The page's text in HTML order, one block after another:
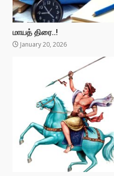
மாயத் திரை..!
January 20, 2026